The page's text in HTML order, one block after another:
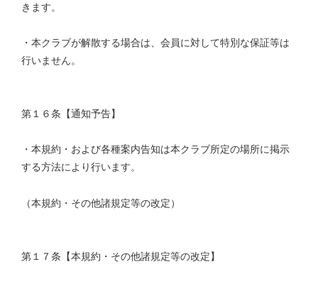
きます。
・本クラブが解散する場合は、会員に対して特別な保証等は
行いません。
第１６条【通知予告】
・本規約・および各種案内告知は本クラブ所定の場所に掲示
する方法により行います。
（本規約・その他諸規定等の改定）
第１７条【本規約・その他諸規定等の改定】